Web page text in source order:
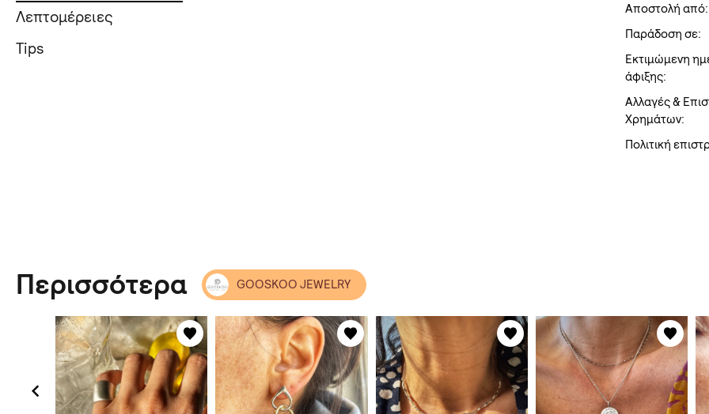
Λεπτομέρειες
Tips
Αποστολή από:
Παράδοση σε:
Εκτιμώμενη
άφιξης:
Αλλαγές &
Χρημάτων:
Πολιτική
Περισσότερα GOOSKOO JEWELRY